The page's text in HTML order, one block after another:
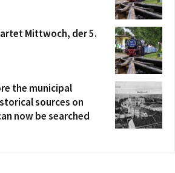
Mittwoch, der 5.
the municipal
sources on
now be searched